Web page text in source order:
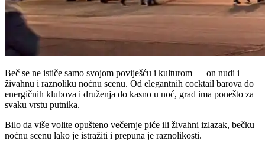
Beč se ne ističe samo svojom poviješću i kulturom — on nudi i
živahnu i raznoliku noćnu scenu. Od elegantnih cocktail barova do
energičnih klubova i druženja do kasno u noć, grad ima ponešto za
svaku vrstu putnika.
Bilo da više volite opušteno večernje piće ili živahni izlazak, bečku
noćnu scenu lako je istražiti i prepuna je raznolikosti.